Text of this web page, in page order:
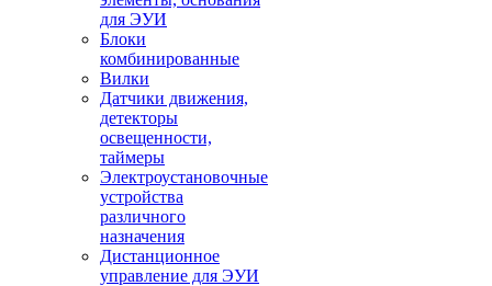
для ЭУИ
Блоки
комбинированные
Вилки
Датчики движения,
детекторы
освещенности,
таймеры
Электроустановочные
устройства
различного
назначения
Дистанционное
управление для ЭУИ